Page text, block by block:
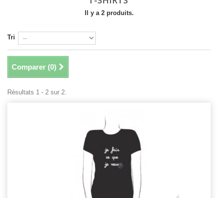
Il y a 2 produits.
Tri
Comparer (0)
Résultats 1 - 2 sur 2.